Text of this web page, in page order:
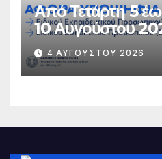
Από Τετάρτη 5
10 Αυγούστου
υποψήφιων
μόνιμο διορισμό
Αγωγή και
4 ΑΥΓΟΎΣΤΟΥ 2026